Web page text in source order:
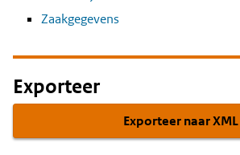
Zaakgegevens
Exporteer
Exporteer naar XML